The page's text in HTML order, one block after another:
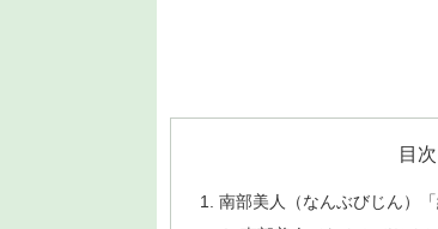
目次
南部美人（なんぶびじん）